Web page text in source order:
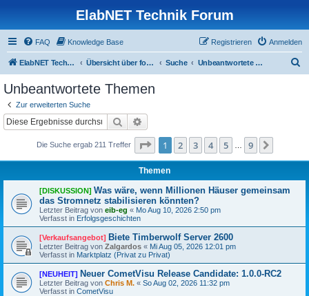
ElabNET Technik Forum
FAQ Knowledge Base Anmelden
Registrieren
ElabNET Technik Forum Übersicht über forum.timberwolf.io Suche Unbeantwortete Themen
Unbeantwortete Themen
Zur erweiterten Suche
Suche
Die Suche ergab 211 Treffer Seite 1von
1 2 3 4 5 9
Themen
[DISKUSSION] Was wäre, wenn Millionen Häuser gemeinsam
das Stromnetz stabilisieren könnten?
Letzter Beitrag von eib-eg « Mo Aug 10, 2026 2:50 pm
Verfasst in Erfolgsgeschichten
[Verkaufsangebot] Biete Timberwolf Server 2600
Letzter Beitrag von Zalgardos « Mi Aug 05, 2026 12:01 pm
Verfasst in Marktplatz (Privat zu Privat)
[NEUHEIT] Neuer CometVisu Release Candidate: 1.0.0-RC2
Letzter Beitrag von Chris M. « So Aug 02, 2026 11:32 pm
Verfasst in CometVisu